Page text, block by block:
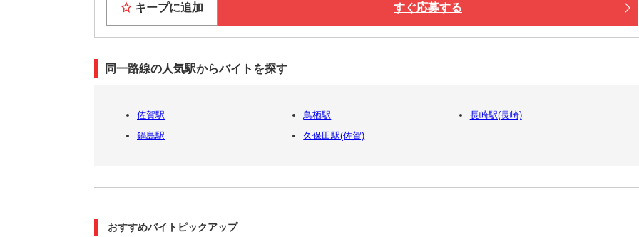
キープに追加 すぐ応募する
同一路線の人気駅からバイトを探す
佐賀駅 鳥栖駅
長崎駅(長崎)
鍋島駅
久保田駅(佐賀)
おすすめバイトピックアップ